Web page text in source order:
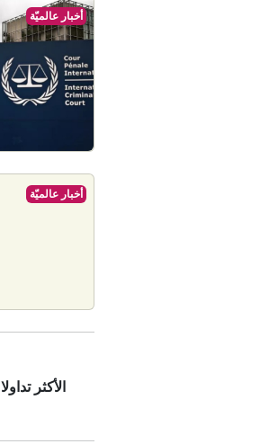
أخبار عالميّة
أخبار عالميّة
الأكثر تداولا